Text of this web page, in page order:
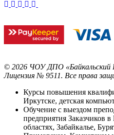
© 2026 ЧОУ ДПО «Байкальский
Лицензия № 9511. Все права
Курсы повышения
Иркутске, детская
Обучение с выездом
предприятия Заказчиков
областях, Забайкалье,